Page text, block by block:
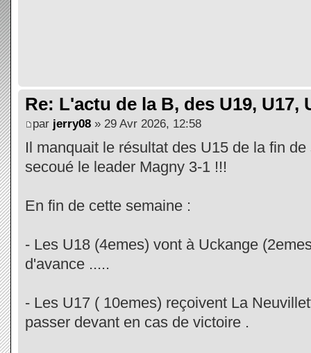
Re: L'actu de la B, des U19, U17,
par jerry08 » 29 Avr 2026, 12:58
Il manquait le résultat des U15 de la fin
secoué le leader Magny 3-1 !!!
En fin de cette semaine :
- Les U18 (4emes) vont à Uckange
d'avance .....
- Les U17 ( 10emes) reçoivent La
passer devant en cas de victoire .